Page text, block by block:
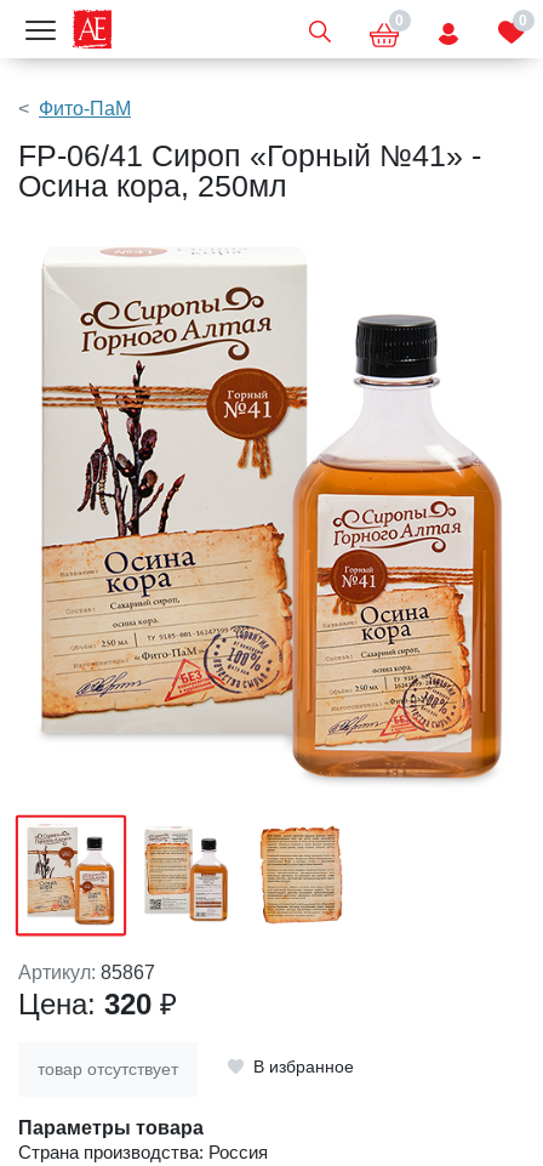
Показать меню 0 0
Фито-ПаМ
FP-06/41 Сироп «Горный №41» -
Осина кора, 250мл
Артикул: 85867
Цена: 320 ₽
товар отсутствует В избранное
Параметры товара
Страна производства: Россия